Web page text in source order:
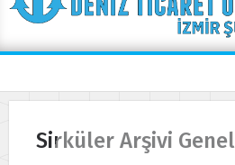
Sirküler Arşivi Genel